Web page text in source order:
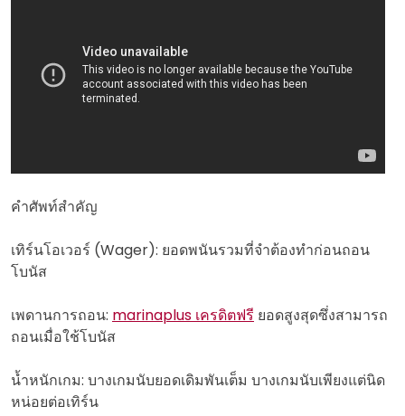
คำศัพท์สำคัญ
เทิร์นโอเวอร์ (Wager): ยอดพนันรวมที่จำต้องทำก่อนถอน
โบนัส
เพดานการถอน: marinaplus เครดิตฟรี ยอดสูงสุดซึ่งสามารถ
ถอนเมื่อใช้โบนัส
น้ำหนักเกม: บางเกมนับยอดเดิมพันเต็ม บางเกมนับเพียงแต่นิด
หน่อยต่อเทิร์น